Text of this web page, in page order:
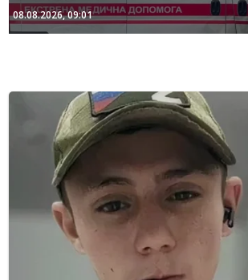
08.08.2026, 09:01